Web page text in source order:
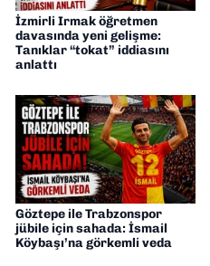
İzmirli Irmak öğretmen
davasında yeni gelişme:
Tanıklar “tokat” iddiasını
anlattı
Göztepe ile Trabzonspor
jübile için sahada: İsmail
Köybaşı’na görkemli veda